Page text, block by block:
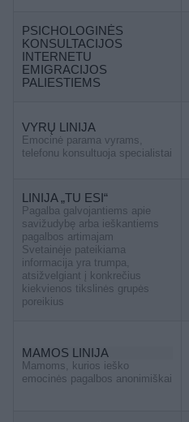
PSICHOLOGINĖS
KONSULTACIJOS
INTERNETU
EMIGRACIJOS
PALIESTIEMS
VYRŲ LINIJA
Emocinė parama vyrams,
telefonu konsultuoja specialistai
LINIJA „TU ESI“
Pagalba galvojantiems apie
savižudybę arba ieškantiems
pagalbos artimajam
Svetainėje pateikiama
informacija yra trumpa,
atsižvelgiant į konkrečius
kiekvienos tikslinės grupės
poreikius
MAMOS LINIJA
Mamoms, kurios ieško
emocinės pagalbos anonimiškai